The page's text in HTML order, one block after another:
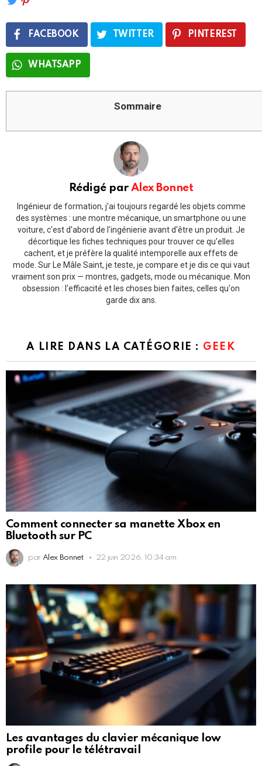
FACEBOOK TWITTER PINTEREST
WHATSAPP
Sommaire
Rédigé par Alex Bonnet
Ingénieur de formation, j'ai toujours regardé les objets comme
des systèmes : une montre mécanique, un smartphone ou une
voiture, c'est d'abord de l'ingénierie avant d'être un produit. Je
décortique les fiches techniques pour trouver ce qu'elles
cachent, et je préfère la qualité intemporelle aux effets de
mode. Sur Le Mâle Saint, je teste, je compare et je dis ce qui vaut
vraiment son prix — montres, gadgets, mode ou mécanique. Mon
obsession : l'efficacité et les choses bien faites, celles qu'on
garde dix ans.
A LIRE DANS LA CATÉGORIE : GEEK
Comment connecter sa manette Xbox en
Bluetooth sur PC
par Alex Bonnet 22 juin 2026, 10:34 am
Les avantages du clavier mécanique low
profile pour le télétravail